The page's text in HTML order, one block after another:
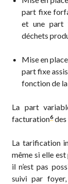
part fixe
et une part
déchets
Mise en
part fixe
fonction de
La part
facturation6
La tarification
même si elle
il n’est pas
suivi par